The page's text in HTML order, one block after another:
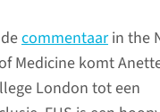
commentaarin the
Medicine komt
London tot een